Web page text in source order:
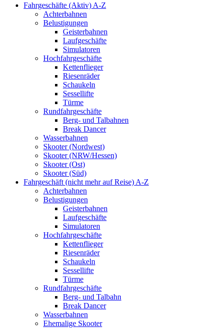
Fahrgeschäfte (Aktiv) A-Z
Achterbahnen
Belustigungen
Geisterbahnen
Laufgeschäfte
Simulatoren
Hochfahrgeschäfte
Kettenflieger
Riesenräder
Schaukeln
Sessellifte
Türme
Rundfahrgeschäfte
Berg- und Talbahnen
Break Dancer
Wasserbahnen
Skooter (Nordwest)
Skooter (NRW/Hessen)
Skooter (Ost)
Skooter (Süd)
Fahrgeschäft (nicht mehr auf Reise) A-Z
Achterbahnen
Belustigungen
Geisterbahnen
Laufgeschäfte
Simulatoren
Hochfahrgeschäfte
Kettenflieger
Riesenräder
Schaukeln
Sessellifte
Türme
Rundfahrgeschäfte
Berg- und Talbahn
Break Dancer
Wasserbahnen
Ehemalige Skooter